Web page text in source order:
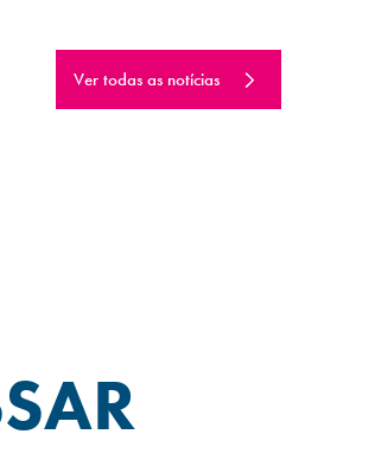
Ver todas as notícias